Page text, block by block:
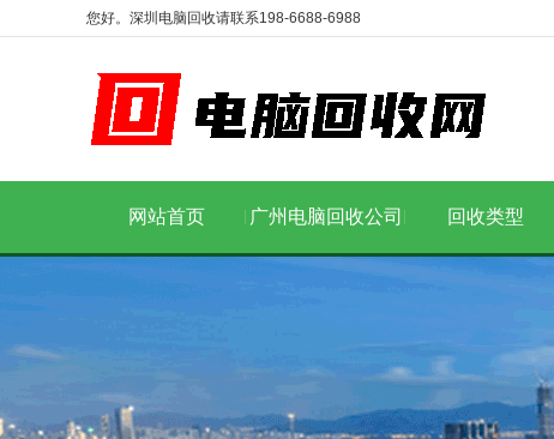
您好。深圳电脑回收请联系198-6688-6988
网站首页 广州电脑回收公司 回收类型